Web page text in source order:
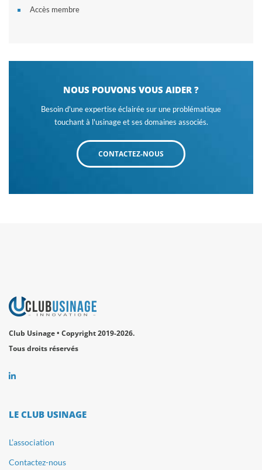
Accès membre
NOUS POUVONS VOUS AIDER ?
Besoin d'une expertise éclairée sur une problématique
touchant à l'usinage et ses domaines associés.
CONTACTEZ-NOUS
Club Usinage • Copyright 2019-2026.
Tous droits réservés
LE CLUB USINAGE
L’association
Contactez-nous